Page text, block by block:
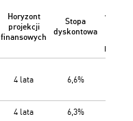
Horyzont
projekcji
finansowych
Stopa
dyskontowa
4 lata 6,6%
4 lata 6,3%